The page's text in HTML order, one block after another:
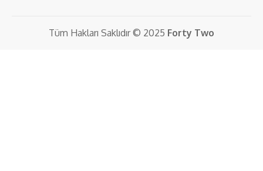
Tüm Hakları Saklıdır © 2025 Forty Two